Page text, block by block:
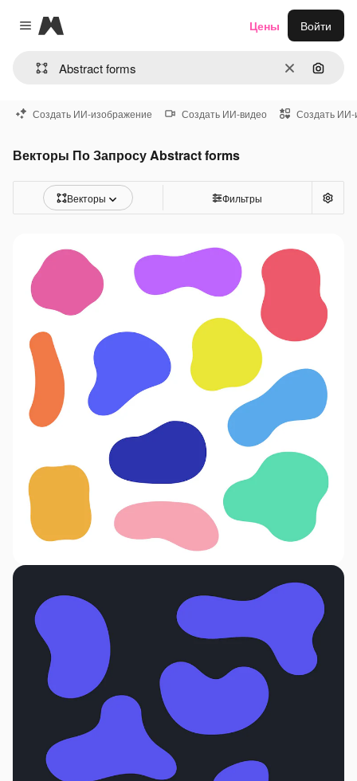
Close menu
Magnific
ОчиститьПоиск
Цены Войти
Создать ИИ-изображение Создать ИИ-видео Создать ИИ-
Векторы По Запросу Abstract forms
Векторы Фильтры